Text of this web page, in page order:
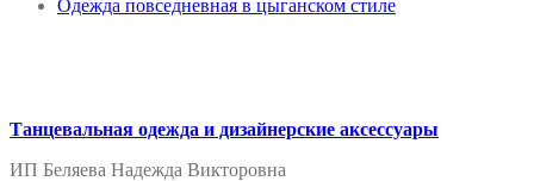
Одежда повседневная в цыганском стиле
Танцевальная одежда и дизайнерские аксессуары
ИП Беляева Надежда Викторовна